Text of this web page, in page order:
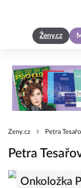
Ženy.cz
Zeny.cz Petra
Petra
Onkoložka